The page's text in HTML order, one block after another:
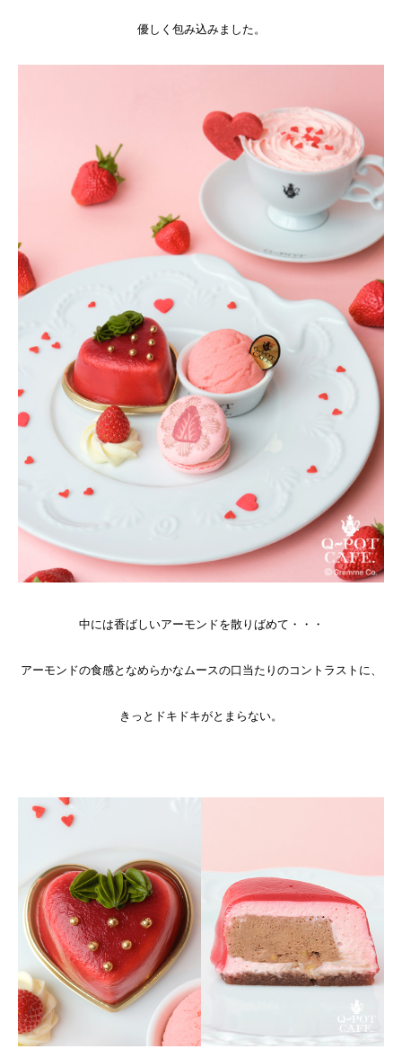
優しく包み込みました。
中には香ばしいアーモンドを散りばめて・・・
アーモンドの食感となめらかなムースの口当たりのコントラストに、
きっとドキドキがとまらない。